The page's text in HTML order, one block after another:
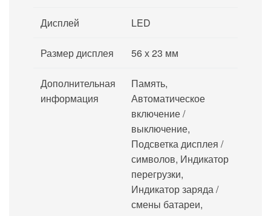
Дисплей LED
Размер дисплея 56 х 23 мм
Дополнительная
информация
Память,
Автоматическое
включение /
выключение,
Подсветка дисплея /
символов, Индикатор
перегрузки,
Индикатор заряда /
смены батареи,